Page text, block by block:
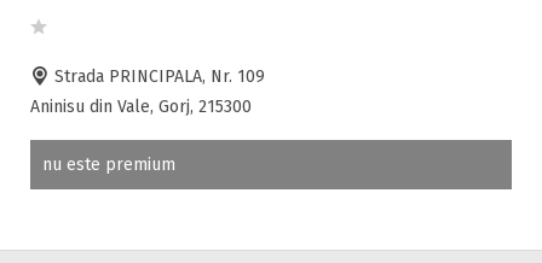
ATV
Bar
Beauty center
Biliard
Strada PRINCIPALA, Nr. 109
Aninisu din Vale, Gorj, 215300
nu este premium